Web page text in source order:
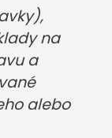
na
a
alebo